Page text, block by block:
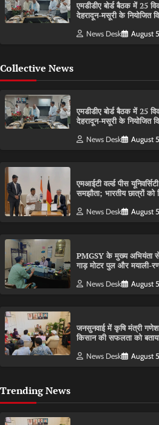
एमडीडीए बोर्ड बैठक में 25
देहरादून-मसूरी के नियोजित
News Desk August
Collective News
एमडीडीए बोर्ड बैठक में 25
देहरादून-मसूरी के नियोजित
News Desk August
एमआईटी वर्ल्ड पीस
समझौता; भारतीय छात्रों
News Desk August
PMGSY के मुख्य अभियंता से
गाड़ मोटर पुल और मयाली-
News Desk August
जनसुनवाई में कृषि मंत्री गणेश
किसान की सफलता को
News Desk August
Trending News